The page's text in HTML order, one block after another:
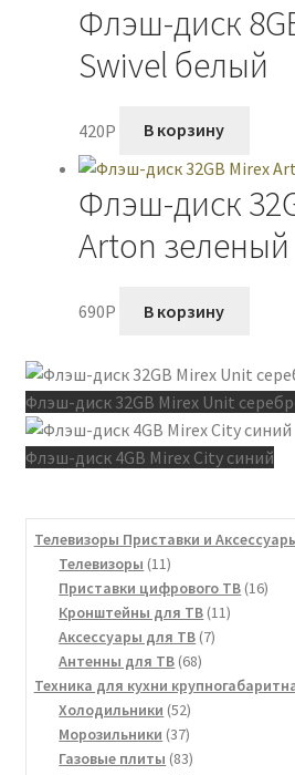
Флэш-диск
Swivel белый
420P В корзину
Флэш-диск
Arton зеленый
690P В корзину
Флэш-диск 32GB Mirex Unit
Флэш-диск 4GB Mirex City синий
Телевизоры Приставки и
Телевизоры 1111
товаров
Приставки цифрового ТВ 1616
Кронштейны для ТВ 1111
Аксессуары для ТВ 77
Антенны для ТВ 6868
товаров
Техника для кухни
Холодильники 5252
товара
Морозильники 3737
товаров
Газовые плиты 8383